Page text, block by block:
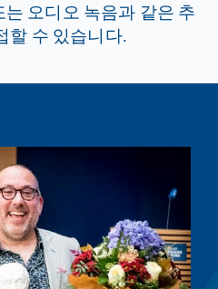
오디오 녹음과 같은 추
할 수 있습니다.